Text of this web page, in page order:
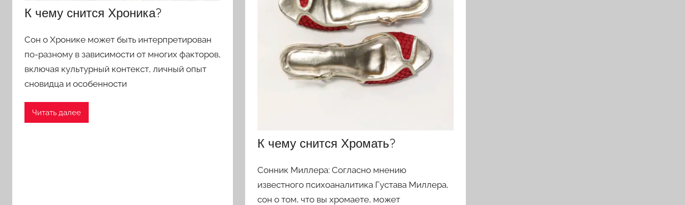
К чему снится Хроника?
Сон о Хронике может быть интерпретирован
по-разному в зависимости от многих факторов,
включая культурный контекст, личный опыт
сновидца и особенности
Читать далее
К чему снится Хромать?
Сонник Миллера: Согласно мнению
известного психоаналитика Густава Миллера,
сон о том, что вы хромаете, может